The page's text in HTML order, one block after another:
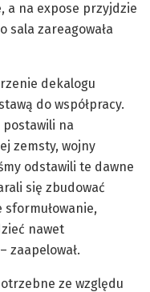
a na expose przyjdzie
sala zareagowała
dekalogu
do współpracy.
postawili na
zemsty, wojny
odstawili te dawne
się zbudować
nawet
zaapelował.
ze względu